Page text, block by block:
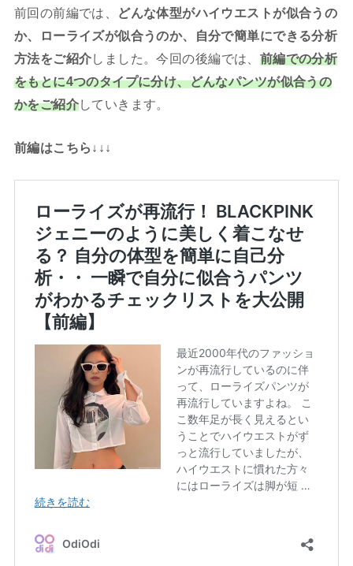
前回の前編では、 どんな体型がハイウエストが似合うの
か、ローライズが似合うのか、自分で簡単にできる分析
方法をご紹介しました。今回の後編では、 前編での分析
をもとに4つのタイプに分け、どんなパンツが似合うの
かをご紹介していきます。
前編はこちら↓↓↓